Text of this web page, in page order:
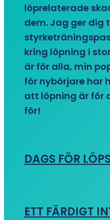
löprelaterade
dem. Jag ger dig
kring löpning i
är för alla, min
för nybörjare har
att löpning är för
för!
DAGS FÖR
ETT FÄRDIGT